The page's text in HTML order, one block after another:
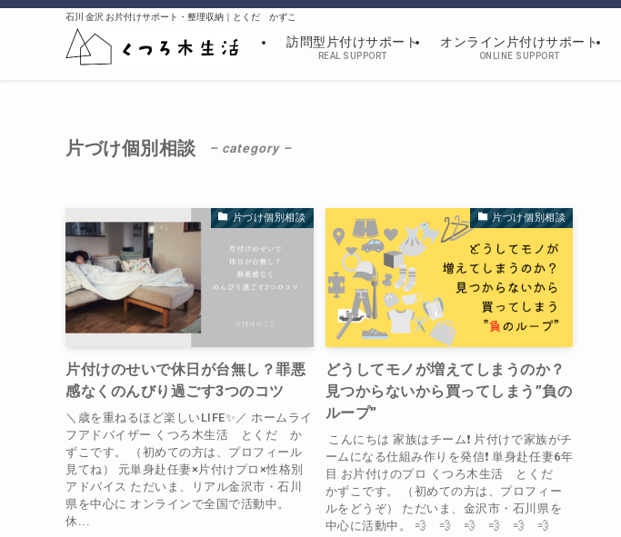
石川 金沢 お片付けサポート・整理収納｜とくだ かずこ
訪問型片付けサポート
REAL SUPPORT
オンライン片付けサポート
ONLINE SUPPORT
片づけ個別相談 – category –
片づけ個別相談
片付けのせいで休日が台無し？罪悪
感なくのんびり過ごす3つのコツ
＼歳を重ねるほど楽しいLIFE✨／ ホームライ
フアドバイザー くつろ木生活 とくだ か
ずこです。 （初めての方は、プロフィール
見てね） 元単身赴任妻×片付けプロ×性格別
アドバイス ただいま、リアル金沢市・石川
県を中心に オンラインで全国で活動中。
休...
片づけ個別相談
どうしてモノが増えてしまうのか？
見つからないから買ってしまう”負の
ループ”
こんにちは 家族はチーム❗️ 片付けで家族がチ
ームになる仕組み作りを発信❗️ 単身赴任妻6年
目 お片付けのプロ くつろ木生活 とくだ
かずこです。 （初めての方は、プロフィー
ルをどうぞ） ただいま、金沢市・石川県を
中心に活動中。 💨 💨 💨 💨 💨 💨